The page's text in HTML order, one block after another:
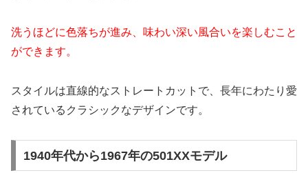
洗うほどに色落ちが進み、味わい深い風合いを楽しむこと
ができます。
スタイルは直線的なストレートカットで、長年にわたり愛
されているクラシックなデザインです。
1940年代から1967年の501XXモデル